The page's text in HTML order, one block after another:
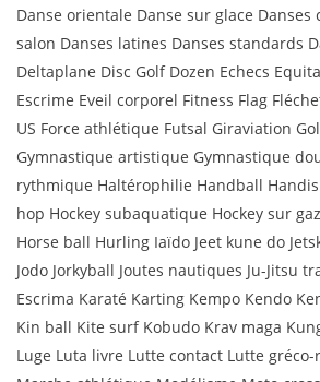
Danse orientale Danse sur glace Danses
salon Danses latines Danses standards
Deltaplane Disc Golf Dozen Echecs
Escrime Eveil corporel Fitness Flag
US Force athlétique Futsal Giraviation
Gymnastique artistique Gymnastique
rythmique Haltérophilie Handball
hop Hockey subaquatique Hockey sur
Horse ball Hurling Iaïdo Jeet kune do
Jodo Jorkyball Joutes nautiques Ju-Jitsu
Escrima Karaté Karting Kempo Kendo
Kin ball Kite surf Kobudo Krav maga
Luge Luta livre Lutte contact Lutte